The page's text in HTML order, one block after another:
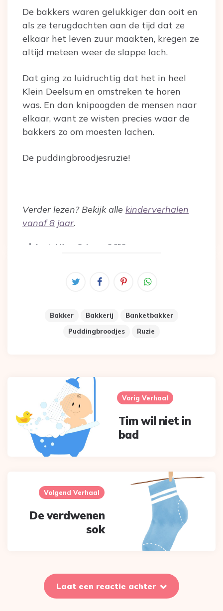
De bakkers waren gelukkiger dan ooit en
als ze terugdachten aan de tijd dat ze
elkaar het leven zuur maakten, kregen ze
altijd meteen weer de slappe lach.
Dat ging zo luidruchtig dat het in heel
Klein Deelsum en omstreken te horen
was. En dan knipoogden de mensen naar
elkaar, want ze wisten precies waar de
bakkers zo om moesten lachen.
De puddingbroodjesruzie!
Verder lezen? Bekijk alle kinderverhalen
vanaf 8 jaar.
Aantal Keer Gelezen: 8.858
Bakker Bakkerij
Banketbakker
Puddingbroodjes
Ruzie
navigation
Vorig Verhaal
Tim wil niet in
bad
Volgend Verhaal
De verdwenen
sok
Laat een reactie achter